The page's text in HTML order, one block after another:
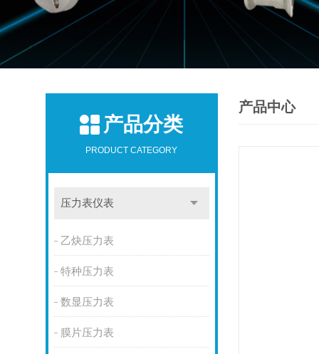
产品分类
PRODUCT CATEGORY
压力表仪表
乙炔压力表
特种压力表
数显压力表
膜片压力表
产品中心